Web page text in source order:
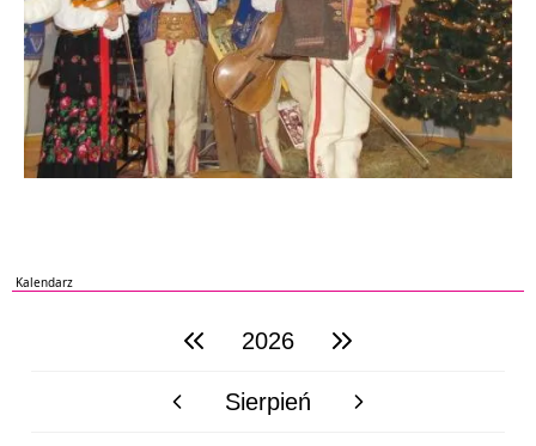
Kalendarz
poprzedni rok2026 następny rok
poprzedni miesiącSierpień następny miesiąc